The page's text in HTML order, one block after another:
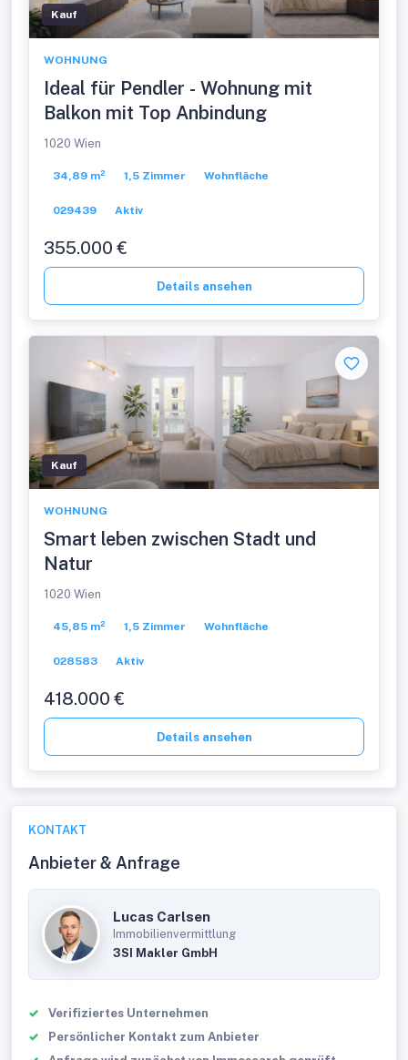
Kauf
WOHNUNG
Ideal für Pendler - Wohnung mit
Balkon mit Top Anbindung
1020 Wien
34,89 m² 1,5 Zimmer Wohnfläche
029439 Aktiv
355.000 €
Details ansehen
Kauf
WOHNUNG
Smart leben zwischen Stadt und
Natur
1020 Wien
45,85 m² 1,5 Zimmer Wohnfläche
028583 Aktiv
418.000 €
Details ansehen
KONTAKT
Anbieter & Anfrage
Lucas Carlsen
Immobilienvermittlung
3SI Makler GmbH
Verifiziertes Unternehmen
Persönlicher Kontakt zum Anbieter